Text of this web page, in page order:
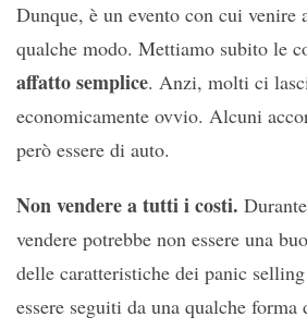
Dunque, è un evento con cui venire
qualche modo. Mettiamo subito le
affatto semplice. Anzi, molti ci
economicamente ovvio. Alcuni
però essere di auto.
Non vendere a tutti i costi.
vendere potrebbe non essere una
delle caratteristiche dei panic
essere seguiti da una qualche